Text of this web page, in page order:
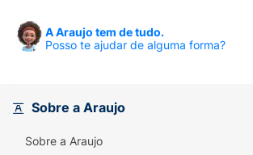
suspenda o uso e procure por
médica. Manter fora do alcance de
ou lesionada. Evitar exposição
uso do produto. Durante a primeira
de uso, aplicar pequenas
A Araujo tem de tudo.
Posso te ajudar de alguma forma?
Sobre a Araujo
Sobre a Araujo